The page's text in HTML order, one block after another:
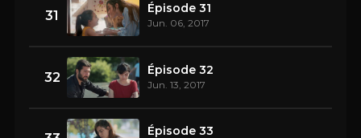
31 Épisode 31
Jun. 06, 2017
32 Épisode 32
Jun. 13, 2017
Épisode 33